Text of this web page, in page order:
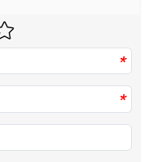
*
*